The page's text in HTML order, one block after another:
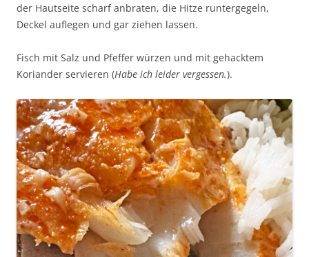
der Hautseite scharf anbraten, die Hitze runtergegeln,
Deckel auflegen und gar ziehen lassen.
Fisch mit Salz und Pfeffer würzen und mit gehacktem
Koriander servieren (Habe ich leider vergessen.).